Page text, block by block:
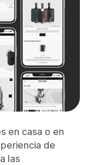
en casa o en
de
las